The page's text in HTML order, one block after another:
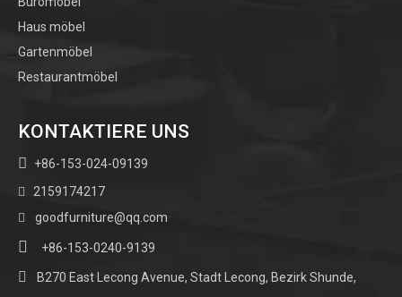
Haus möbel
Gartenmöbel
Restaurantmöbel
KONTAKTIERE UNS
 +86-153-024-09139
 2159174217
 goodfurniture@qq.com
 +86-153-0240-9139

B270 East Lecong Avenue, Stadt Lecong, Bezirk Shunde,